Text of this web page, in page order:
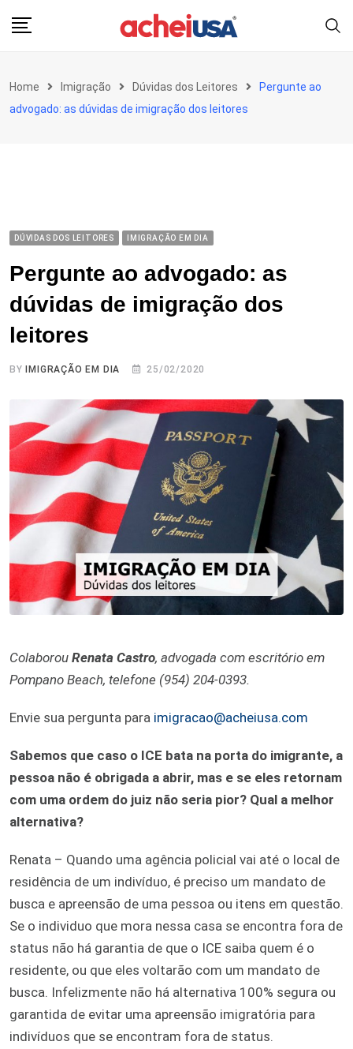
Home Imigração Dúvidas dos Leitores
Pergunte ao
advogado: as dúvidas de imigração dos leitores
DÚVIDAS DOS LEITORES IMIGRAÇÃO EM DIA
Pergunte ao advogado: as
dúvidas de imigração dos
leitores
BYIMIGRAÇÃO EM DIA 25/02/2020
Colaborou Renata Castro, advogada com escritório em
Pompano Beach, telefone (954) 204-0393.
Envie sua pergunta para imigracao@acheiusa.com
Sabemos que caso o ICE bata na porta do imigrante, a
pessoa não é obrigada a abrir, mas e se eles retornam
com uma ordem do juiz não seria pior? Qual a melhor
alternativa?
Renata – Quando uma agência policial vai até o local de
residência de um indivíduo, é preciso um mandato de
busca e apreensão de uma pessoa ou itens em questão.
Se o individuo que mora nessa casa se encontra fora de
status não há garantia de que o ICE saiba quem é o
residente, ou que eles voltarão com um mandato de
busca. Infelizmente não há alternativa 100% segura ou
garantida de evitar uma apreensão imigratória para
indivíduos que se encontram fora de status.